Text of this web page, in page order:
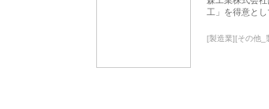
工」を得意と
[製造業][その他_